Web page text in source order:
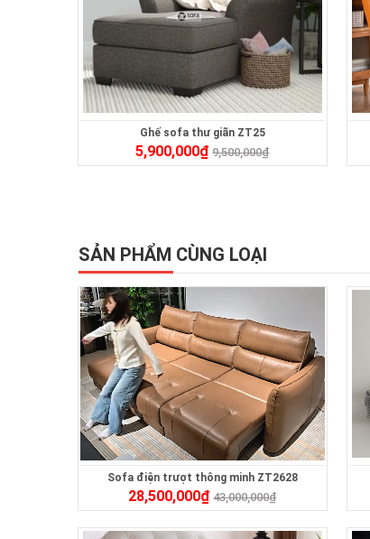
Ghế sofa thư giãn ZT25
5,900,000₫ 9,500,000₫
SẢN PHẨM CÙNG LOẠI
Sofa điện trượt thông minh ZT2628
28,500,000₫ 43,000,000₫